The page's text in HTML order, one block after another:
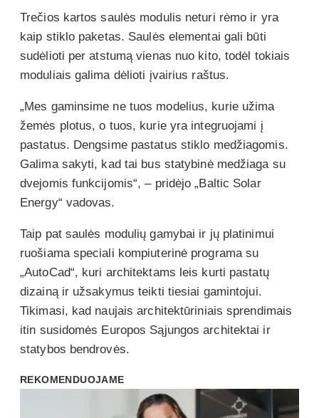
Trečios kartos saulės modulis neturi rėmo ir yra
kaip stiklo paketas. Saulės elementai gali būti
sudėlioti per atstumą vienas nuo kito, todėl tokiais
moduliais galima dėlioti įvairius raštus.
„Mes gaminsime ne tuos modelius, kurie užima
žemės plotus, o tuos, kurie yra integruojami į
pastatus. Dengsime pastatus stiklo medžiagomis.
Galima sakyti, kad tai bus statybinė medžiaga su
dvejomis funkcijomis“, – pridėjo „Baltic Solar
Energy“ vadovas.
Taip pat saulės modulių gamybai ir jų platinimui
ruošiama speciali kompiuterinė programa su
„AutoCad“, kuri architektams leis kurti pastatų
dizainą ir užsakymus teikti tiesiai gamintojui.
Tikimasi, kad naujais architektūriniais sprendimais
itin susidomės Europos Sąjungos architektai ir
statybos bendrovės.
REKOMENDUOJAME